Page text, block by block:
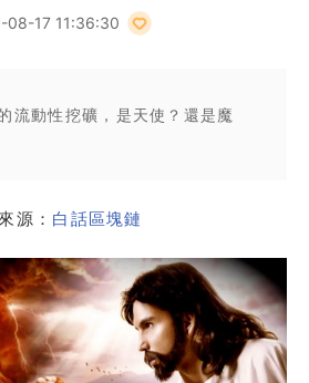
08-17 11:36:30
流動性挖礦，是天使？還是魔
源： 白話區塊鏈